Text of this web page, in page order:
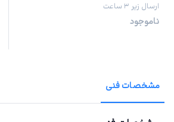
ارسال زیر ۳ ساعت
ناموجود
مشخصات فنی